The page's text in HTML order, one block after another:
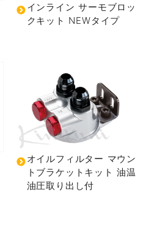
インライン サーモブロッ
クキット NEWタイプ
オイルフィルター マウン
トブラケットキット 油温
油圧取り出し付